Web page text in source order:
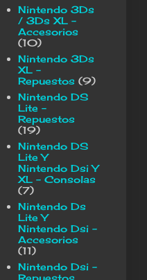
Nintendo 3Ds
/ 3Ds XL -
Accesorios
(10)
Nintendo 3Ds
XL -
Repuestos (9)
Nintendo DS
Lite -
Repuestos
(19)
Nintendo DS
Lite Y
Nintendo Dsi Y
XL - Consolas
(7)
Nintendo Ds
Lite Y
Nintendo Dsi -
Accesorios
(11)
Nintendo Dsi -
Repuestos